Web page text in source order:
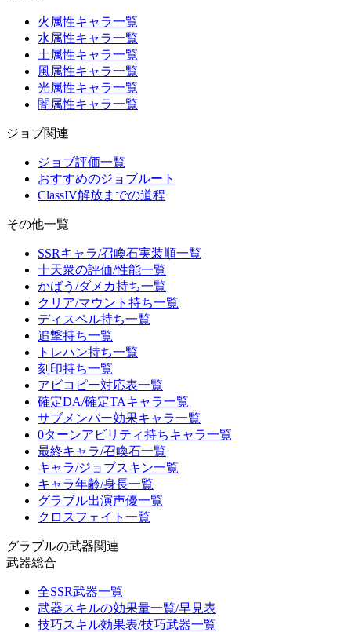
火属性キャラ一覧
水属性キャラ一覧
土属性キャラ一覧
風属性キャラ一覧
光属性キャラ一覧
闇属性キャラ一覧
ジョブ関連
ジョブ評価一覧
おすすめのジョブルート
ClassIV解放までの道程
その他一覧
SSRキャラ/召喚石実装順一覧
十天衆の評価/性能一覧
かばう/ダメカ持ち一覧
クリア/マウント持ち一覧
ディスペル持ち一覧
追撃持ち一覧
トレハン持ち一覧
刻印持ち一覧
アビコピー対応表一覧
確定DA/確定TAキャラ一覧
サブメンバー効果キャラ一覧
0ターンアビリティ持ちキャラ一覧
最終キャラ/召喚石一覧
キャラ/ジョブスキン一覧
キャラ年齢/身長一覧
グラブル出演声優一覧
クロスフェイト一覧
グラブルの武器関連
武器総合
全SSR武器一覧
武器スキルの効果量一覧/早見表
技巧スキル効果表/技巧武器一覧